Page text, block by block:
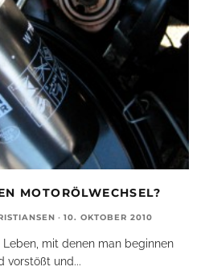
MOTORÖLWECHSEL?
· 10. OKTOBER 2010
mit denen man beginnen
vorstößt und...